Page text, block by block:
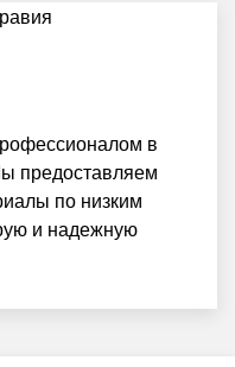
в
предоставляем
по низким
и надежную